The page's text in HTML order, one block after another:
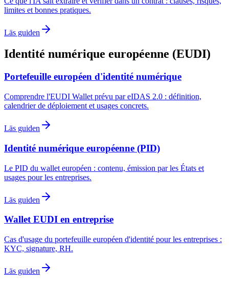
limites et bonnes pratiques.
Läs guiden
Identité numérique européenne (EUDI)
Portefeuille européen d'identité numérique
Comprendre l'EUDI Wallet prévu par eIDAS 2.0 : définition,
calendrier de déploiement et usages concrets.
Läs guiden
Identité numérique européenne (PID)
Le PID du wallet européen : contenu, émission par les États et
usages pour les entreprises.
Läs guiden
Wallet EUDI en entreprise
Cas d'usage du portefeuille européen d'identité pour les entreprises :
KYC, signature, RH.
Läs guiden